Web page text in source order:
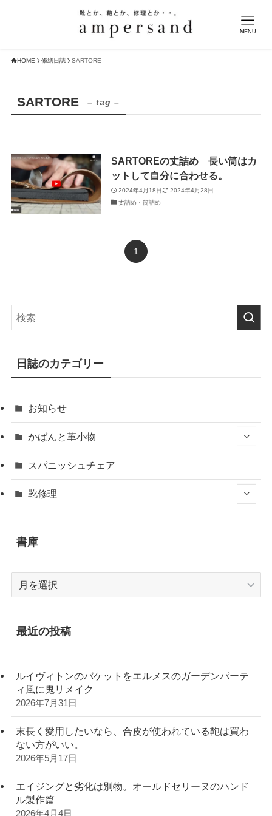
MENU
HOME 修繕日誌 SARTORE
SARTORE – tag –
SARTOREの丈詰め 長い筒はカ
ットして自分に合わせる。
2024年4月18日
2024年4月28日
丈詰め・筒詰め
1
日誌のカテゴリー
お知らせ
かばんと革小物
スパニッシュチェア
靴修理
書庫
最近の投稿
ルイヴィトンのバケットをエルメスのガーデンパーテ
ィ風に鬼リメイク
2026年7月31日
末長く愛用したいなら、合皮が使われている鞄は買わ
ない方がいい。
2026年5月17日
エイジングと劣化は別物。オールドセリーヌのハンド
ル製作篇
2026年4月4日